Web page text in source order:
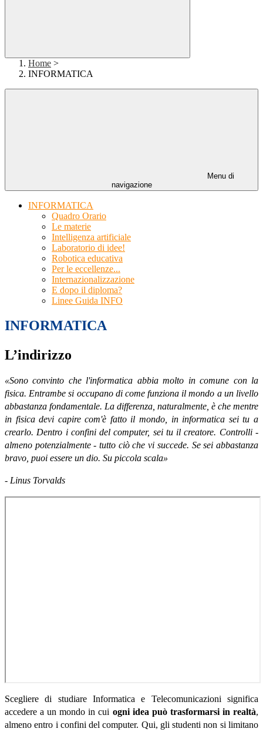
Home >
INFORMATICA
Menu di
navigazione
INFORMATICA
Quadro Orario
Le materie
Intelligenza artificiale
Laboratorio di idee!
Robotica educativa
Per le eccellenze...
Internazionalizzazione
E dopo il diploma?
Linee Guida INFO
INFORMATICA
L’indirizzo
«Sono convinto che l'informatica abbia molto in comune con la
fisica. Entrambe si occupano di come funziona il mondo a un livello
abbastanza fondamentale. La differenza, naturalmente, è che mentre
in fisica devi capire com'è fatto il mondo, in informatica sei tu a
crearlo. Dentro i confini del computer, sei tu il creatore. Controlli -
almeno potenzialmente - tutto ciò che vi succede. Se sei abbastanza
bravo, puoi essere un dio. Su piccola scala»
- Linus Torvalds
Scegliere di studiare Informatica e Telecomunicazioni significa
accedere a un mondo in cui ogni idea può trasformarsi in realtà,
almeno entro i confini del computer. Qui, gli studenti non si limitano